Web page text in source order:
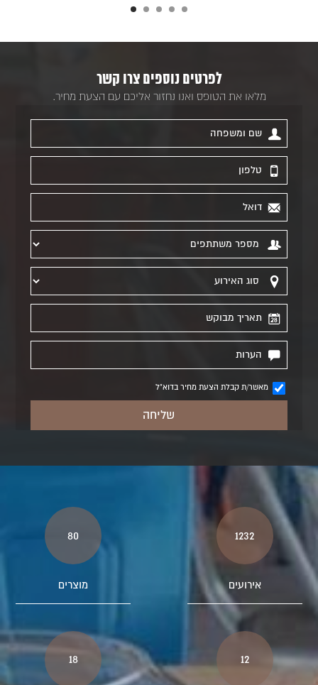
לפרטים נוספים צרו קשר
מלאו את הטופס ואנו נחזור אליכם עם הצעת מחיר.
מאשר/ת קבלת הצעת מחיר בדוא"ל
1232
אירועים
80
מוצרים
12
18